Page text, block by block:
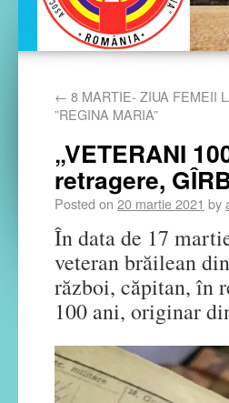
← 8 MARTIE- ZIUA FEMEII
”REGINA MARIA”
„VETERANI
retragere,
Posted on 20 martie 2021 by
În data de 17
veteran brăilean
război, căpitan, în
100 ani, originar